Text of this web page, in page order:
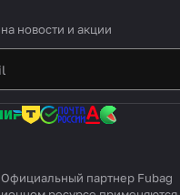
на новости и акции
партнер Fubag